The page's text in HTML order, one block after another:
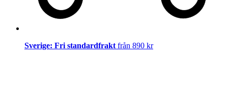
Sverige: Fri standardfraktfrån 890 kr